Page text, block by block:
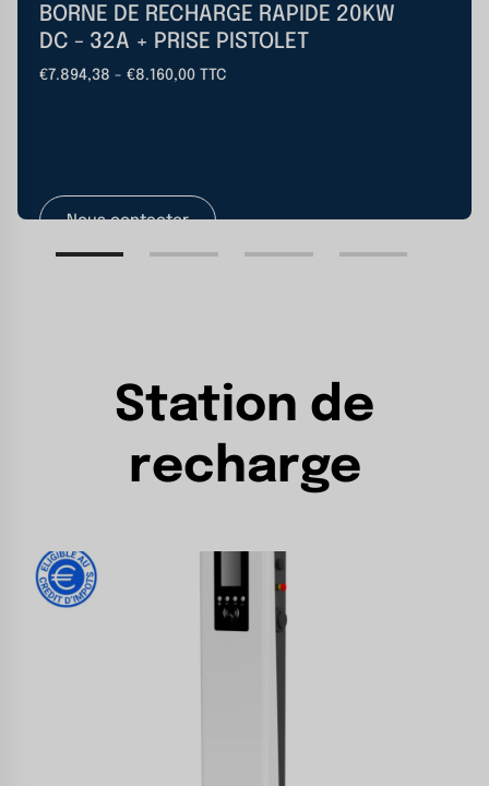
BORNE DE RECHARGE RAPIDE 20KW
DC - 32A + PRISE PISTOLET
€7.894,38 - €8.160,00 TTC
Nous contacter
Station de
recharge